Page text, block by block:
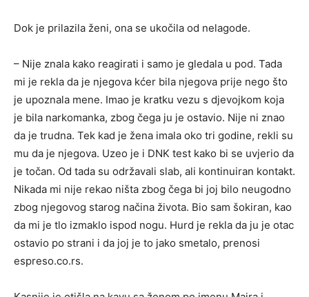
Dok je prilazila ženi, ona se ukočila od nelagode.
– Nije znala kako reagirati i samo je gledala u pod. Tada
mi je rekla da je njegova kćer bila njegova prije nego što
je upoznala mene. Imao je kratku vezu s djevojkom koja
je bila narkomanka, zbog čega ju je ostavio. Nije ni znao
da je trudna. Tek kad je žena imala oko tri godine, rekli su
mu da je njegova. Uzeo je i DNK test kako bi se uvjerio da
je točan. Od tada su održavali slab, ali kontinuiran kontakt.
Nikada mi nije rekao ništa zbog čega bi joj bilo neugodno
zbog njegovog starog načina života. Bio sam šokiran, kao
da mi je tlo izmaklo ispod nogu. Hurd je rekla da ju je otac
ostavio po strani i da joj je to jako smetalo, prenosi
espreso.co.rs.